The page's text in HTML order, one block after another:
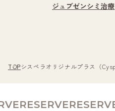
ジュブゼンシミ治療
TOPシスペラオリジナルプラス（
RESERVERESERVE